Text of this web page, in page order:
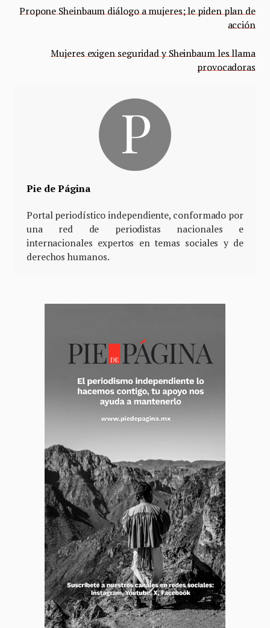
Propone Sheinbaum diálogo a mujeres; le piden plan de
acción
Mujeres exigen seguridad y Sheinbaum les llama
provocadoras
Pie de Página
Portal periodístico independiente, conformado por
una red de periodistas nacionales e
internacionales expertos en temas sociales y de
derechos humanos.